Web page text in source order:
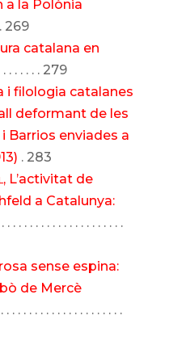
a la Polònia
. 269
catalana en
. . . . . . . 279
i filologia catalanes
deformant de les
Barrios enviades a
. 283
, L’activitat de
a Catalunya:
. . . . . . . . . . . . . . . . . . . . .
sense espina:
de Mercè
. . . . . . . . . . . . . . . . . . . . .